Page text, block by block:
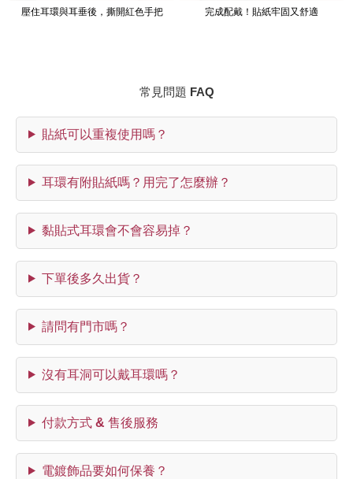
壓住耳環與耳垂後，撕開紅色手把 完成配戴！貼紙牢固又舒適
常見問題 FAQ
貼紙可以重複使用嗎？
耳環有附貼紙嗎？用完了怎麼辦？
黏貼式耳環會不會容易掉？
下單後多久出貨？
請問有門市嗎？
沒有耳洞可以戴耳環嗎？
付款方式 & 售後服務
電鍍飾品要如何保養？